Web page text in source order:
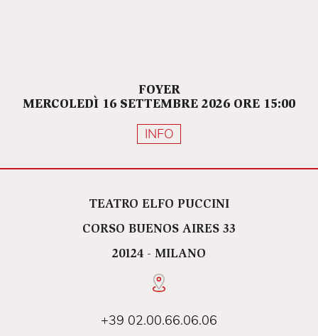
FOYER
MERCOLEDÌ 16 SETTEMBRE 2026 ORE 15:00
INFO
TEATRO ELFO PUCCINI
CORSO BUENOS AIRES 33
20124 - MILANO
+39 02.00.66.06.06